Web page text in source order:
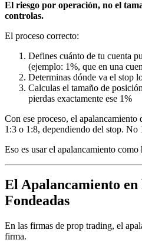
El riesgo por operación, no el
controlas.
El proceso correcto:
Defines cuánto de tu cuenta
(ejemplo: 1%, que en una
Determinas dónde va el stop
Calculas el tamaño de
pierdas exactamente ese 1%
Con ese proceso, el apalancamiento
1:3 o 1:8, dependiendo del stop. No
Eso es usar el apalancamiento
El Apalancamiento en
Fondeadas
En las firmas de prop trading, el
firma.